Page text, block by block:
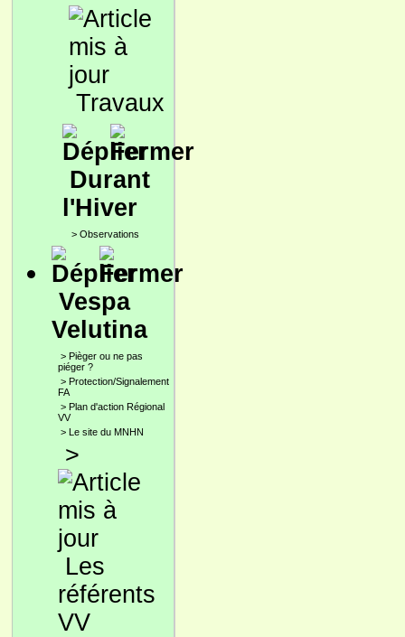
Travaux
Durant
l'Hiver
> Observations
Vespa
Velutina
> Pièger ou ne pas
piéger ?
> Protection/Signalement
FA
> Plan d'action Régional
VV
> Le site du MNHN
>
Les
référents
VV